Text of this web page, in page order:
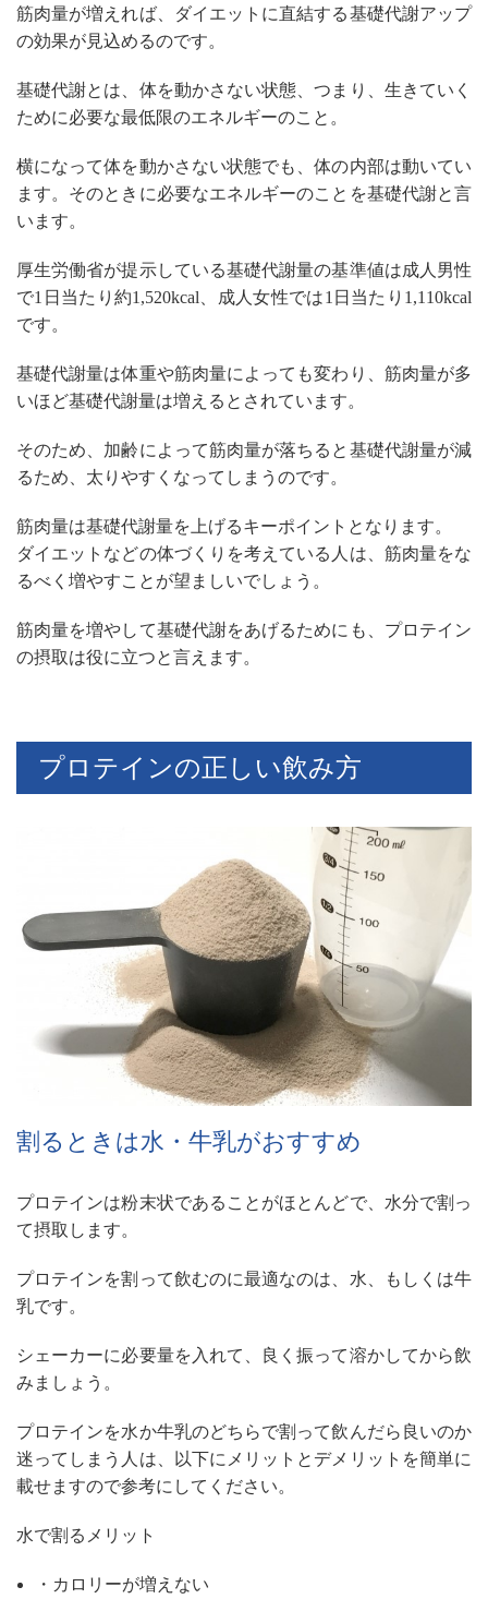
筋肉量が増えれば、ダイエットに直結する基礎代謝アップ
の効果が見込めるのです。
基礎代謝とは、体を動かさない状態、つまり、生きていく
ために必要な最低限のエネルギーのこと。
横になって体を動かさない状態でも、体の内部は動いてい
ます。そのときに必要なエネルギーのことを基礎代謝と言
います。
厚生労働省が提示している基礎代謝量の基準値は成人男性
で1日当たり約1,520kcal、成人女性では1日当たり1,110kcal
です。
基礎代謝量は体重や筋肉量によっても変わり、筋肉量が多
いほど基礎代謝量は増えるとされています。
そのため、加齢によって筋肉量が落ちると基礎代謝量が減
るため、太りやすくなってしまうのです。
筋肉量は基礎代謝量を上げるキーポイントとなります。
ダイエットなどの体づくりを考えている人は、筋肉量をな
るべく増やすことが望ましいでしょう。
筋肉量を増やして基礎代謝をあげるためにも、プロテイン
の摂取は役に立つと言えます。
プロテインの正しい飲み方
割るときは水・牛乳がおすすめ
プロテインは粉末状であることがほとんどで、水分で割っ
て摂取します。
プロテインを割って飲むのに最適なのは、水、もしくは牛
乳です。
シェーカーに必要量を入れて、良く振って溶かしてから飲
みましょう。
プロテインを水か牛乳のどちらで割って飲んだら良いのか
迷ってしまう人は、以下にメリットとデメリットを簡単に
載せますので参考にしてください。
水で割るメリット
・カロリーが増えない